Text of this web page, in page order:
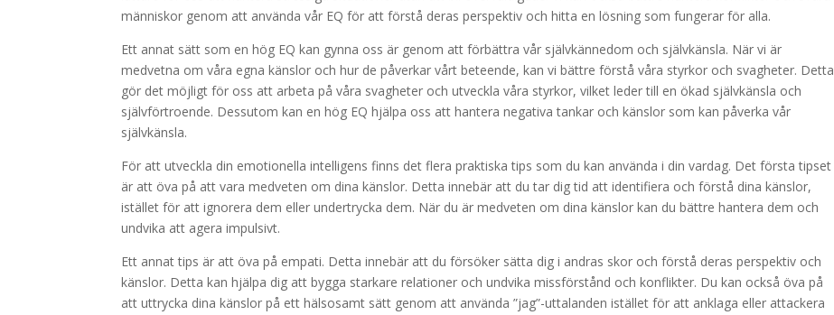
människor genom att använda vår EQ för att förstå deras perspektiv och hitta en lösning som fungerar för alla.
Ett annat sätt som en hög EQ kan gynna oss är genom att förbättra vår självkännedom och självkänsla. När vi är
medvetna om våra egna känslor och hur de påverkar vårt beteende, kan vi bättre förstå våra styrkor och svagheter. Detta
gör det möjligt för oss att arbeta på våra svagheter och utveckla våra styrkor, vilket leder till en ökad självkänsla och
självförtroende. Dessutom kan en hög EQ hjälpa oss att hantera negativa tankar och känslor som kan påverka vår
självkänsla.
För att utveckla din emotionella intelligens finns det flera praktiska tips som du kan använda i din vardag. Det första tipset
är att öva på att vara medveten om dina känslor. Detta innebär att du tar dig tid att identifiera och förstå dina känslor,
istället för att ignorera dem eller undertrycka dem. När du är medveten om dina känslor kan du bättre hantera dem och
undvika att agera impulsivt.
Ett annat tips är att öva på empati. Detta innebär att du försöker sätta dig i andras skor och förstå deras perspektiv och
känslor. Detta kan hjälpa dig att bygga starkare relationer och undvika missförstånd och konflikter. Du kan också öva på
att uttrycka dina känslor på ett hälsosamt sätt genom att använda ”jag”-uttalanden istället för att anklaga eller attackera